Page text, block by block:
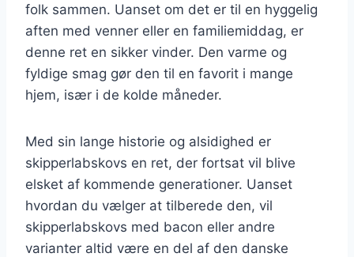
folk sammen. Uanset om det er til en hyggelig
aften med venner eller en familiemiddag, er
denne ret en sikker vinder. Den varme og
fyldige smag gør den til en favorit i mange
hjem, især i de kolde måneder.
Med sin lange historie og alsidighed er
skipperlabskovs en ret, der fortsat vil blive
elsket af kommende generationer. Uanset
hvordan du vælger at tilberede den, vil
skipperlabskovs med bacon eller andre
varianter altid være en del af den danske